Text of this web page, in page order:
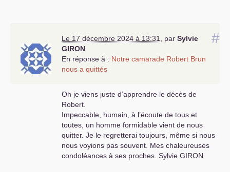
#
Le 17 décembre 2024 à 13:31 par Sylvie
GIRON
En réponse à : Notre camarade Robert Brun
nous a quittés
Oh je viens juste d’apprendre le décès de
Robert.
Impeccable, humain, à l’écoute de tous et
toutes, un homme formidable vient de nous
quitter. Je le regretterai toujours, même si nous
nous voyions pas souvent. Mes chaleureuses
condoléances à ses proches. Sylvie GIRON